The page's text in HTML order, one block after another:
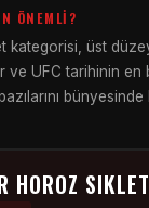
ÖNEMLI?
kategorisi, üst
ve UFC tarihinin en
bünyesinde
HOROZ